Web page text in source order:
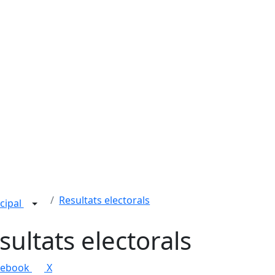
Resultats electorals
electorals
X